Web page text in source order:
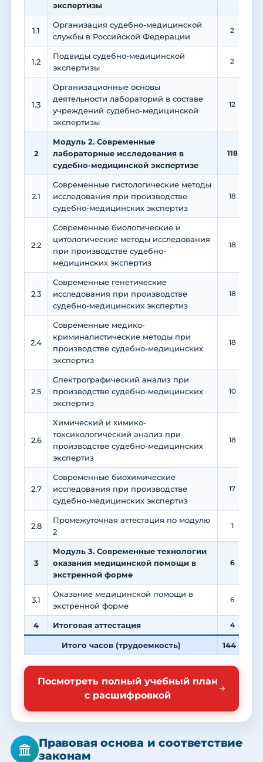
экспертизы
1.1
Организация судебно-медицинской
службы в Российской Федерации
2
1.2
Подвиды судебно-медицинской
экспертизы
2
1.3
Организационные основы
деятельности лабораторий в составе
учреждений судебно-медицинской
экспертизы
12
2
Модуль 2. Современные
лабораторные исследования в
судебно-медицинской экспертизе
118
2.1
Современные гистологические методы
исследования при производстве
судебно-медицинских экспертиз
18
2.2
Современные биологические и
цитологические методы исследования
при производстве судебно-
медицинских экспертиз
18
2.3
Современные генетические
исследования при производстве
судебно-медицинских экспертиз
18
2.4
Современные медико-
криминалистические методы при
производстве судебно-медицинских
экспертиз
18
2.5
Спектрографический анализ при
производстве судебно-медицинских
экспертиз
10
2.6
Химический и химико-
токсикологический анализ при
производстве судебно-медицинских
экспертиз
18
2.7
Современные биохимические
исследования при производстве
судебно-медицинских экспертиз
17
2.8
Промежуточная аттестация по модулю
2
1
3
Модуль 3. Современные технологии
оказания медицинской помощи в
экстренной форме
6
3.1
Оказание медицинской помощи в
экстренной форме
6
4 Итоговая аттестация 4
Итого часов (трудоемкость) 144
Посмотреть полный учебный план
с расшифровкой
Правовая основа и соответствие
законам